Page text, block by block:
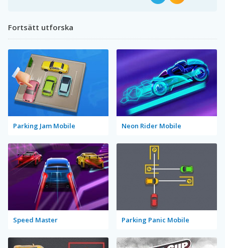
Fortsätt utforska
Parking Jam Mobile Neon Rider Mobile
Speed Master Parking Panic Mobile